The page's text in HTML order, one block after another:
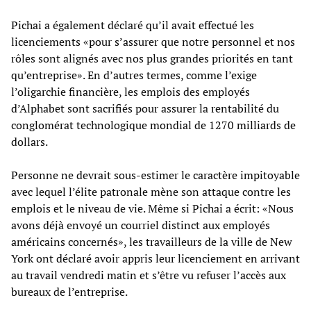
Pichai a également déclaré qu’il avait effectué les
licenciements «pour s’assurer que notre personnel et nos
rôles sont alignés avec nos plus grandes priorités en tant
qu’entreprise». En d’autres termes, comme l’exige
l’oligarchie financière, les emplois des employés
d’Alphabet sont sacrifiés pour assurer la rentabilité du
conglomérat technologique mondial de 1270 milliards de
dollars.
Personne ne devrait sous-estimer le caractère impitoyable
avec lequel l’élite patronale mène son attaque contre les
emplois et le niveau de vie. Même si Pichai a écrit: «Nous
avons déjà envoyé un courriel distinct aux employés
américains concernés», les travailleurs de la ville de New
York ont déclaré avoir appris leur licenciement en arrivant
au travail vendredi matin et s’être vu refuser l’accès aux
bureaux de l’entreprise.